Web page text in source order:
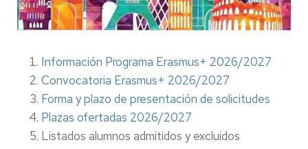
Información Programa Erasmus+ 2026/2027
Convocatoria Erasmus+ 2026/2027
Forma y plazo de presentación de solicitudes
Plazas ofertadas 2026/2027
Listados alumnos admitidos y excluidos